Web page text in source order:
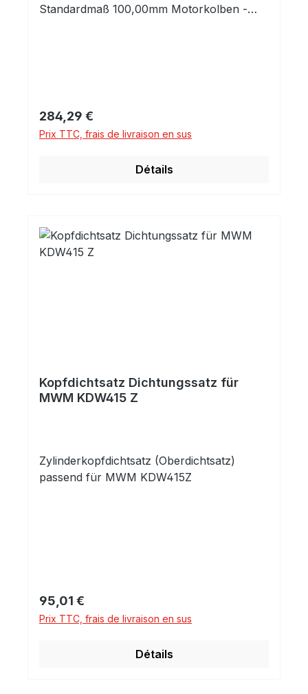
Standardmaß 100,00mm Motorkolben -
Bearbeiter selbst angebracht werden.
Zylinderbuchse - Einbaufertig
Prix régulier :
284,29 €
Prix TTC, frais de livraison en sus
Détails
Kopfdichtsatz Dichtungssatz für
MWM KDW415 Z
Zylinderkopfdichtsatz (Oberdichtsatz)
passend für MWM KDW415Z
Prix régulier :
95,01 €
Prix TTC, frais de livraison en sus
Détails